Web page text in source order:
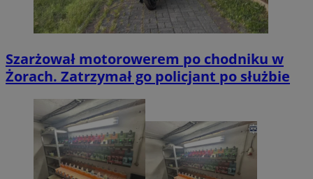
Szarżował motorowerem po chodniku w
Żorach. Zatrzymał go policjant po służbie